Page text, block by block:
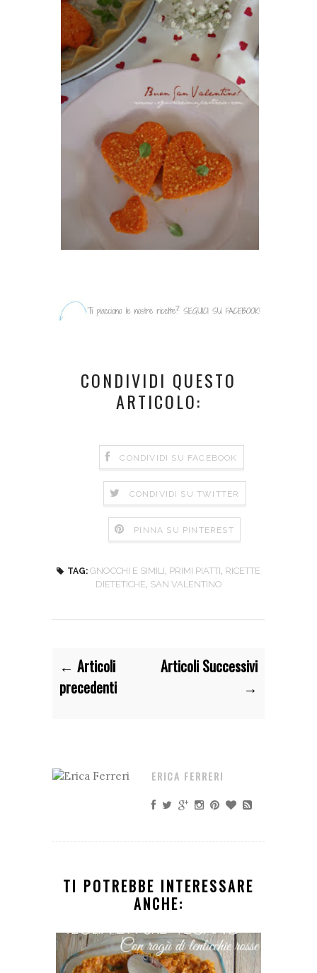
CONDIVIDI QUESTO
ARTICOLO:
CONDIVIDI SU FACEBOOK
CONDIVIDI SU TWITTER
PINNA SU PINTEREST
TAG: GNOCCHI E SIMILI PRIMI PIATTI RICETTE
DIETETICHE SAN VALENTINO
← Articoli
precedenti
Articoli Successivi
→
ERICA FERRERI
TI POTREBBE INTERESSARE
ANCHE: